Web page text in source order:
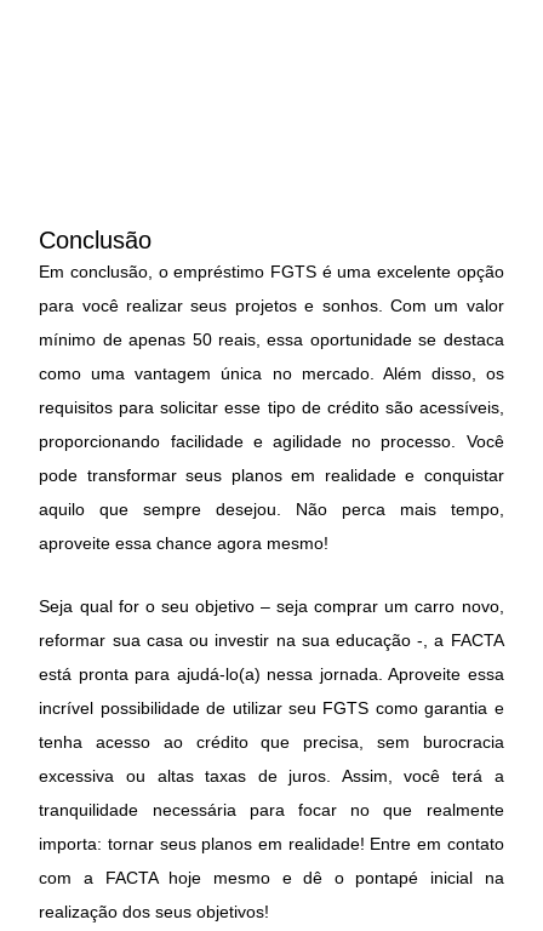
Conclusão
Em conclusão, o empréstimo FGTS é uma excelente opção
para você realizar seus projetos e sonhos. Com um valor
mínimo de apenas 50 reais, essa oportunidade se destaca
como uma vantagem única no mercado. Além disso, os
requisitos para solicitar esse tipo de crédito são acessíveis,
proporcionando facilidade e agilidade no processo. Você
pode transformar seus planos em realidade e conquistar
aquilo que sempre desejou. Não perca mais tempo,
aproveite essa chance agora mesmo!
Seja qual for o seu objetivo – seja comprar um carro novo,
reformar sua casa ou investir na sua educação -, a FACTA
está pronta para ajudá-lo(a) nessa jornada. Aproveite essa
incrível possibilidade de utilizar seu FGTS como garantia e
tenha acesso ao crédito que precisa, sem burocracia
excessiva ou altas taxas de juros. Assim, você terá a
tranquilidade necessária para focar no que realmente
importa: tornar seus planos em realidade! Entre em contato
com a FACTA hoje mesmo e dê o pontapé inicial na
realização dos seus objetivos!